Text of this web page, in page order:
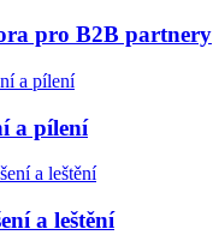
pro B2B partnery
a pílení
a leštění